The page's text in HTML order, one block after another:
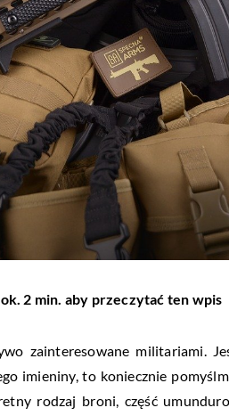
2 min. aby przeczytać ten wpis
zainteresowane militariami.
imieniny, to koniecznie
rodzaj broni, część